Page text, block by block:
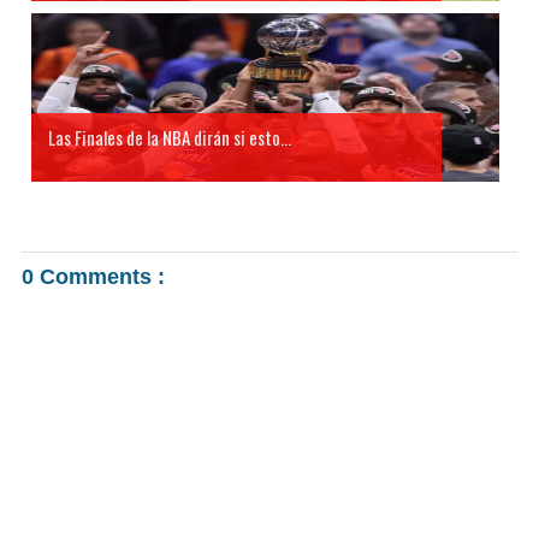
Las Finales de la NBA dirán si esto...
0 Comments :